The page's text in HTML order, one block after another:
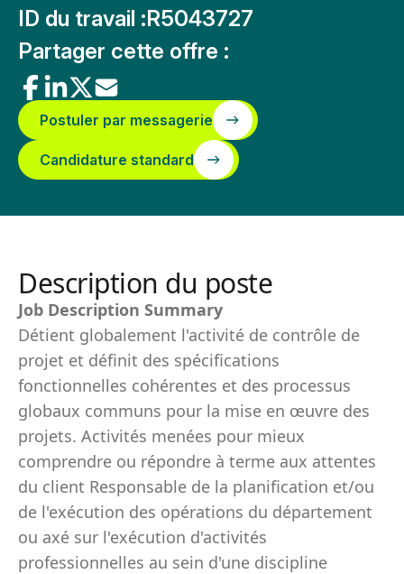
ID du travail :R5043727
Partager cette offre :
Postuler par messagerie
Candidature standard
Description du poste
Job Description Summary
Détient globalement l'activité de contrôle de
projet et définit des spécifications
fonctionnelles cohérentes et des processus
globaux communs pour la mise en œuvre des
projets. Activités menées pour mieux
comprendre ou répondre à terme aux attentes
du client Responsable de la planification et/ou
de l'exécution des opérations du département
ou axé sur l'exécution d'activités
professionnelles au sein d'une discipline